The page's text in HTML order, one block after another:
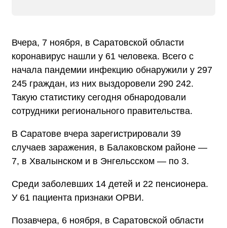
Вчера, 7 ноября, в Саратовской области
коронавирус нашли у 61 человека. Всего с
начала пандемии инфекцию обнаружили у 297
245 граждан, из них выздоровели 290 242.
Такую статистику сегодня обнародовали
сотрудники регионального правительства.
В Саратове вчера зарегистрировали 39
случаев заражения, в Балаковском районе —
7, в Хвалынском и в Энгельсском — по 3.
Среди заболевших 14 детей и 22 пенсионера.
У 61 пациента признаки ОРВИ.
Позавчера, 6 ноября, в Саратовской области